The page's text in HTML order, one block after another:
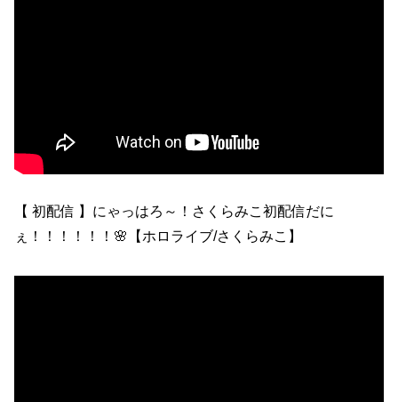
【 初配信 】にゃっはろ～！さくらみこ初配信だに
ぇ！！！！！！🌸【ホロライブ/さくらみこ】